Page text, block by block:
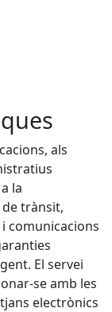
als
la
trànsit,
comunicacions
El servei
se amb les
electrònics